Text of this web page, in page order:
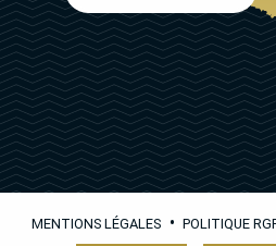
MENTIONS LÉGALES • POLITIQUE